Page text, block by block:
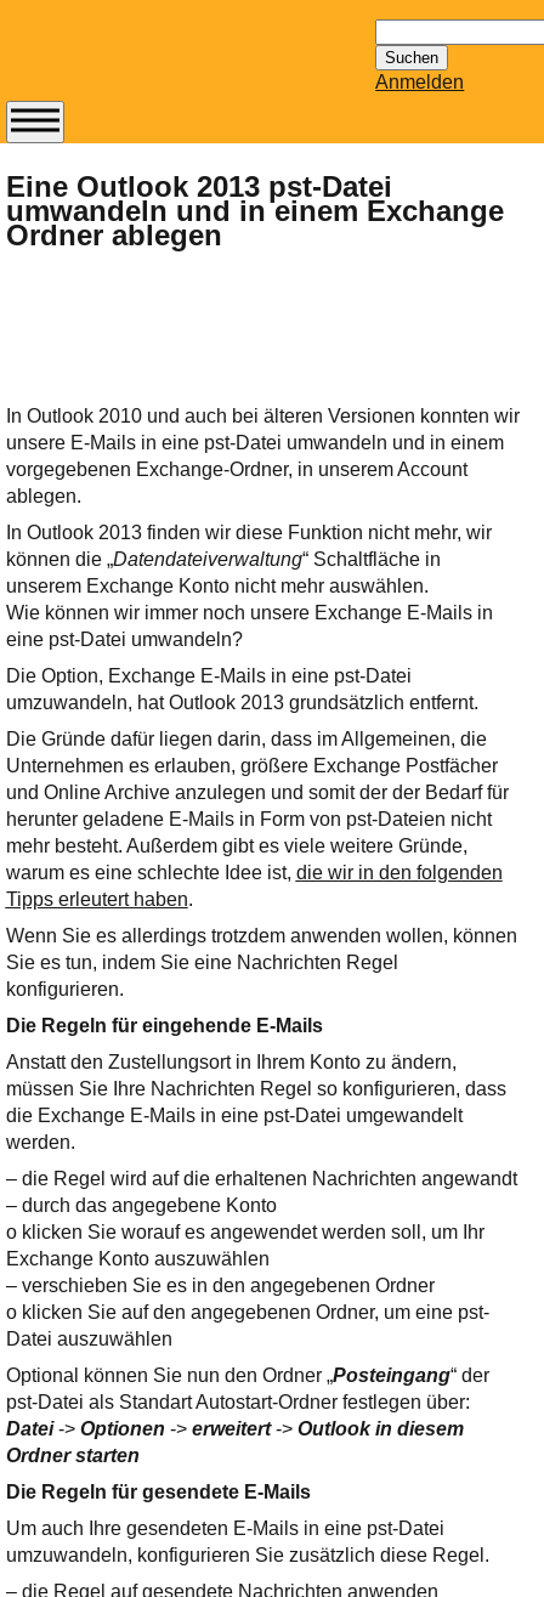
nach:
Anmelden
Eine Outlook 2013 pst-Datei
umwandeln und in einem Exchange
Ordner ablegen
In Outlook 2010 und auch bei älteren Versionen konnten wir
unsere E-Mails in eine pst-Datei umwandeln und in einem
vorgegebenen Exchange-Ordner, in unserem Account
ablegen.
In Outlook 2013 finden wir diese Funktion nicht mehr, wir
können die „Datendateiverwaltung“ Schaltfläche in
unserem Exchange Konto nicht mehr auswählen.
Wie können wir immer noch unsere Exchange E-Mails in
eine pst-Datei umwandeln?
Die Option, Exchange E-Mails in eine pst-Datei
umzuwandeln, hat Outlook 2013 grundsätzlich entfernt.
Die Gründe dafür liegen darin, dass im Allgemeinen, die
Unternehmen es erlauben, größere Exchange Postfächer
und Online Archive anzulegen und somit der der Bedarf für
herunter geladene E-Mails in Form von pst-Dateien nicht
mehr besteht. Außerdem gibt es viele weitere Gründe,
warum es eine schlechte Idee ist, die wir in den folgenden
Tipps erleutert haben.
Wenn Sie es allerdings trotzdem anwenden wollen, können
Sie es tun, indem Sie eine Nachrichten Regel
konfigurieren.
Die Regeln für eingehende E-Mails
Anstatt den Zustellungsort in Ihrem Konto zu ändern,
müssen Sie Ihre Nachrichten Regel so konfigurieren, dass
die Exchange E-Mails in eine pst-Datei umgewandelt
werden.
– die Regel wird auf die erhaltenen Nachrichten angewandt
– durch das angegebene Konto
o klicken Sie worauf es angewendet werden soll, um Ihr
Exchange Konto auszuwählen
– verschieben Sie es in den angegebenen Ordner
o klicken Sie auf den angegebenen Ordner, um eine pst-
Datei auszuwählen
Optional können Sie nun den Ordner „Posteingang“ der
pst-Datei als Standart Autostart-Ordner festlegen über:
Datei-> Optionen -> erweitert-> Outlook in diesem
Ordner starten
Die Regeln für gesendete E-Mails
Um auch Ihre gesendeten E-Mails in eine pst-Datei
umzuwandeln, konfigurieren Sie zusätzlich diese Regel.
– die Regel auf gesendete Nachrichten anwenden
Abonnieren Sie den
14-tägig
erscheinenden
Newsletter von
bereithält!
Wie z.B. Outlook,
GMail, Thunderbird
oder auch
KuNoMail, usw.
Ihre E-Mail
Adresse:
E-Mail
E-Mail bestätigen